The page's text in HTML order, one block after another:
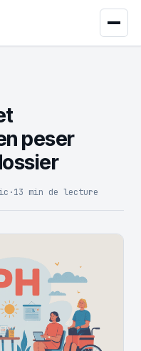
peser
·13 min de lecture